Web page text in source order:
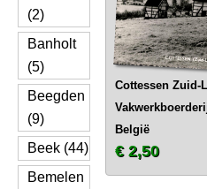
(2)
Banholt
(5)
Beegden
(9)
Beek (44)
Bemelen
Cottessen Zuid-
België
€ 2,50